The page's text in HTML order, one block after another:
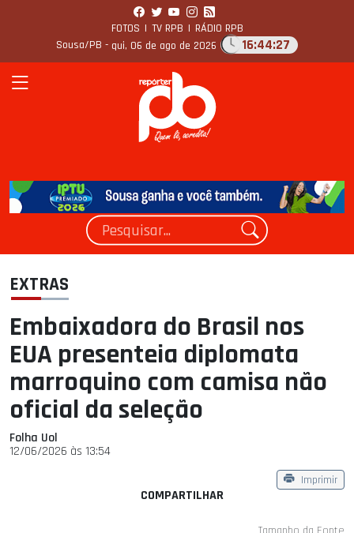
FOTOS | TV RPB | RÁDIO RPB
Sousa/PB - qui, 06 de ago de 2026 16:44:28
EXTRAS
Embaixadora do Brasil nos
EUA presenteia diplomata
marroquino com camisa não
oficial da seleção
Folha Uol
12/06/2026 às 13:54
Imprimir
COMPARTILHAR